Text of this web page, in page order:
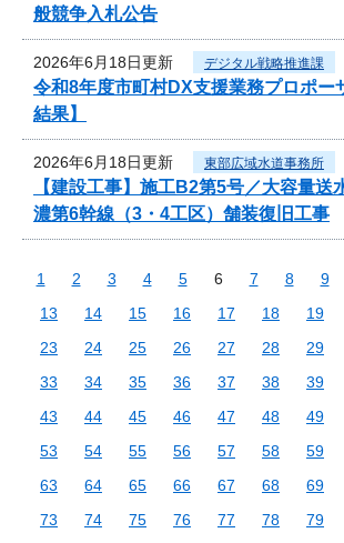
般競争入札公告
2026年6月18日更新 デジタル戦略推進課
令和8年度市町村DX支援業務プロポー
結果】
2026年6月18日更新 東部広域水道事務所
【建設工事】施工B2第5号／大容量送
濃第6幹線（3・4工区）舗装復旧工事
1 2 3 4 5 6 7 8 9
13
14 15 16 17 18 19
23
24 25 26 27 28 29
33
34 35 36 37 38 39
43
44 45 46 47 48 49
53
54 55 56 57 58 59
63
64 65 66 67 68 69
73
74 75 76 77 78 79